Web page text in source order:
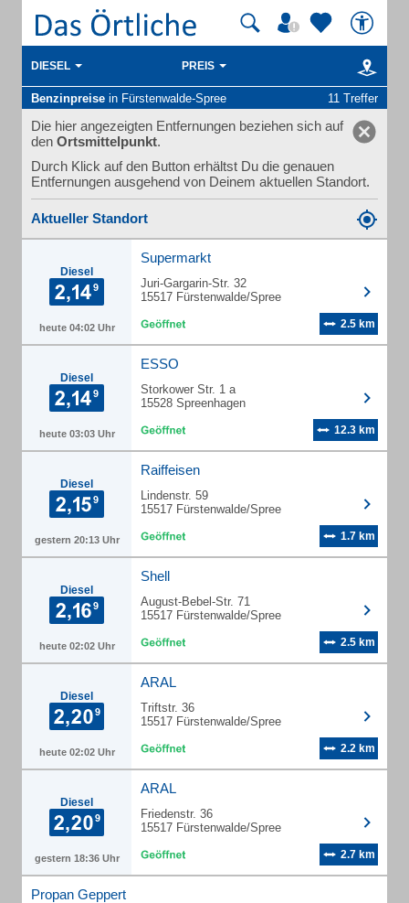
DIESEL PREIS
Benzinpreise in Fürstenwalde-Spree 11 Treffer
Die hier angezeigten Entfernungen beziehen sich auf
den Ortsmittelpunkt.
Durch Klick auf den Button erhältst Du die genauen
Entfernungen ausgehend von Deinem aktuellen Standort.
Aktueller Standort
Diesel
heute 04:02 Uhr
Supermarkt
Juri-Gargarin-Str. 32
15517 Fürstenwalde/Spree
2.5 km
Diesel
heute 03:03 Uhr
ESSO
Storkower Str. 1 a
15528 Spreenhagen
12.3 km
Diesel
gestern 20:13 Uhr
Raiffeisen
Lindenstr. 59
15517 Fürstenwalde/Spree
1.7 km
Diesel
heute 02:02 Uhr
Shell
August-Bebel-Str. 71
15517 Fürstenwalde/Spree
2.5 km
Diesel
heute 02:02 Uhr
ARAL
Triftstr. 36
15517 Fürstenwalde/Spree
2.2 km
Diesel
gestern 18:36 Uhr
ARAL
Friedenstr. 36
15517 Fürstenwalde/Spree
2.7 km
Propan Geppert